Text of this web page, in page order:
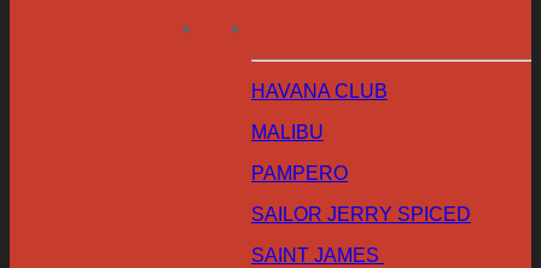
HAVANA CLUB
MALIBU
PAMPERO
SAILOR JERRY SPICED
SAINT JAMES